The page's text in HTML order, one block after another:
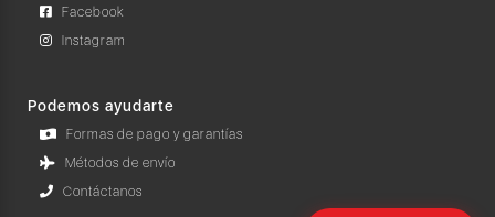
Facebook
Instagram
Podemos ayudarte
Formas de pago y garantías
Métodos de envío
Contáctanos